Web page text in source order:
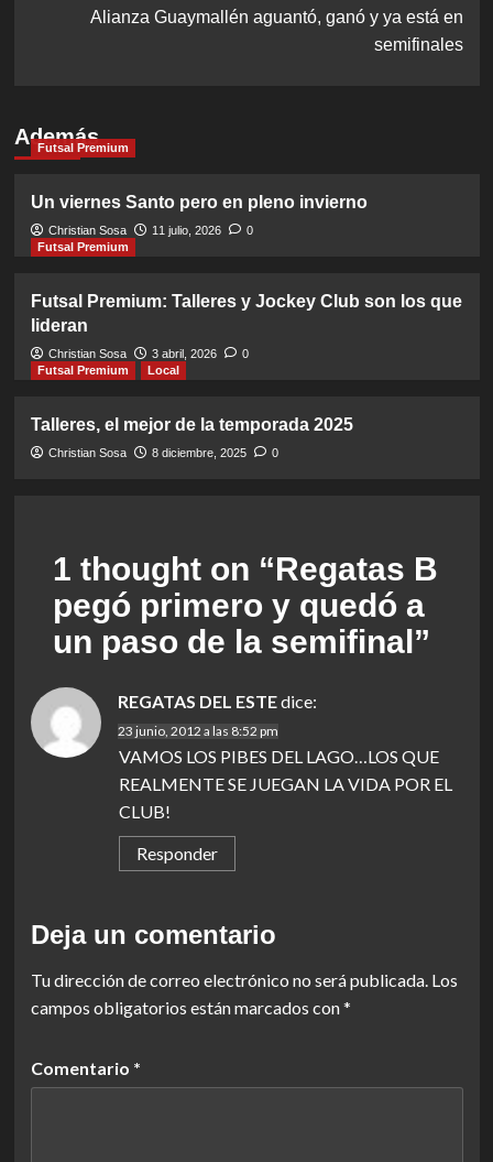
Alianza Guaymallén aguantó, ganó y ya está en
semifinales
Además
Futsal Premium
Un viernes Santo pero en pleno invierno
Christian Sosa 11 julio, 2026
0
Futsal Premium
Futsal Premium: Talleres y Jockey Club son los que
lideran
Christian Sosa 3 abril, 2026
0
Futsal Premium
Local
Talleres, el mejor de la temporada 2025
Christian Sosa 8 diciembre, 2025 0
1 thought on “Regatas B
pegó primero y quedó a
un paso de la semifinal”
REGATAS DEL ESTEdice:
23 junio, 2012 a las 8:52 pm
VAMOS LOS PIBES DEL LAGO…LOS QUE
REALMENTE SE JUEGAN LA VIDA POR EL
CLUB!
Responder
Deja un comentario
Tu dirección de correo electrónico no será publicada. Los
campos obligatorios están marcados con*
Comentario *